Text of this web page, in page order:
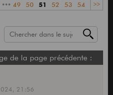
••• 49 50 51 52 53 54 >>
de la page précédente :
21:56